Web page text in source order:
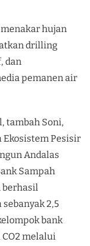
hujan
drilling
dan
pemanen air
tambah Soni,
Ekosistem Pesisir
Andalas
Sampah
berhasil
2,5
bank
melalui